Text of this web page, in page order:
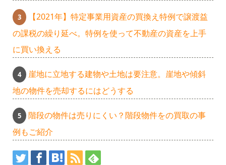
【2021年】特定事業用資産の買換え特例で譲渡益
の課税の繰り延べ。特例を使って不動産の資産を上手
に買い換える
崖地に立地する建物や土地は要注意。崖地や傾斜
地の物件を売却するにはどうする
階段の物件は売りにくい？階段物件をの買取の事
例もご紹介